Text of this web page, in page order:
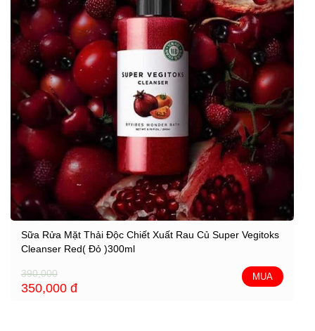
Sữa Rửa Mặt Thải Độc Chiết Xuất Rau Củ Super Vegitoks
Cleanser Red( Đỏ )300ml
390,000
350,000 đ
MUA